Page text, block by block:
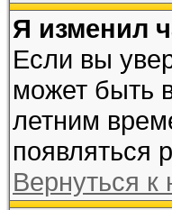
Я изменил
Если вы
может быть
летним
появляться
Вернуться к